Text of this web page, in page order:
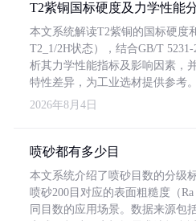
T2紫铜国标硬度及力学性能
本文系统解读T2紫铜的国标硬度
T2_1/2H状态），结合GB/T
析其力学性能指标及影响因素，
特性差异，为工业选材提供参考。
2026年8月4日
喷砂都有多少目
本文系统介绍了喷砂目数的分级
喷砂200目对应的表面粗糙度（
同目数的应用场景。数据来源包